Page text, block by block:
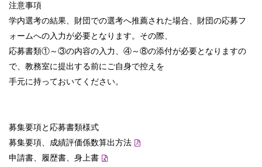
注意事項
学内選考の結果、財団での選考へ推薦された場合、財団の応募フ
ォームへの入力が必要となります。その際、
応募書類①～③の内容の入力、④～⑧の添付が必要となりますの
で、教務室に提出する前にご自身で控えを
手元に持っておいてください。
募集要項と応募書類様式
募集要項、成績評価係数算出方法
申請書、履歴書、身上書